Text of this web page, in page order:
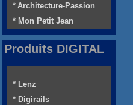
* Architecture-Passion
* Mon Petit Jean
Produits DIGITAL
* Lenz
* Digirails